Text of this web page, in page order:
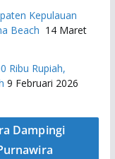
Kepulauan
Beach 14 Maret
Ribu Rupiah,
9 Februari 2026
Dampingi